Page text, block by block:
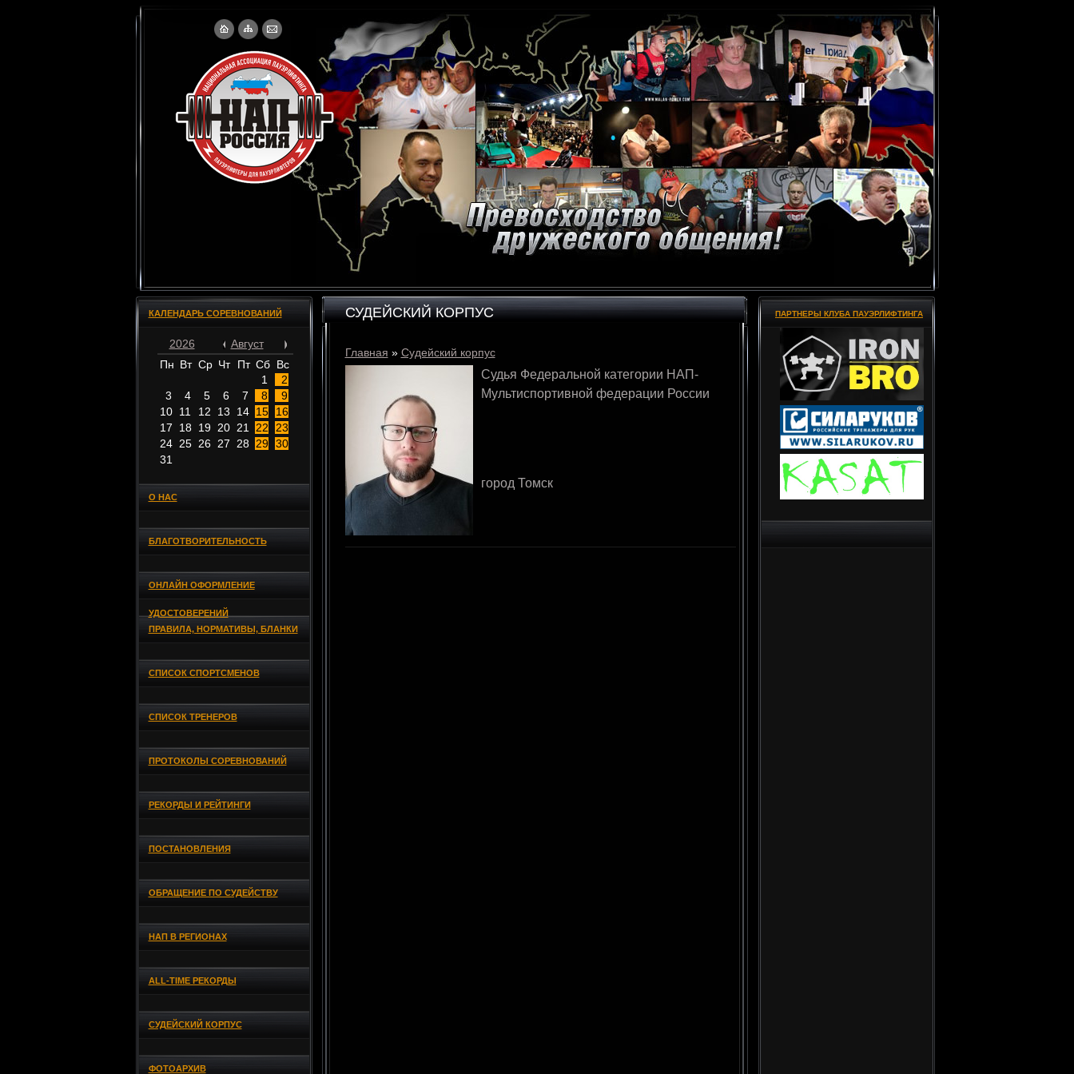
КАЛЕНДАРЬ СОРЕВНОВАНИЙ
2026
Август
Пн Вт Ср Чт Пт Сб Вс
1
2
3
4 5 6 7 8
9
10 11 12 13 14 15
16
17
18 19 20 21 22
23
24 25 26 27 28 29 30
31
О НАС
БЛАГОТВОРИТЕЛЬНОСТЬ
ОНЛАЙН ОФОРМЛЕНИЕ
УДОСТОВЕРЕНИЙ
ПРАВИЛА, НОРМАТИВЫ, БЛАНКИ
СПИСОК СПОРТСМЕНОВ
СПИСОК ТРЕНЕРОВ
ПРОТОКОЛЫ СОРЕВНОВАНИЙ
РЕКОРДЫ И РЕЙТИНГИ
ПОСТАНОВЛЕНИЯ
ОБРАЩЕНИЕ ПО СУДЕЙСТВУ
НАП В РЕГИОНАХ
ALL-TIME РЕКОРДЫ
СУДЕЙСКИЙ КОРПУС
ФОТОАРХИВ
СУДЕЙСКИЙ КОРПУС
Главная » Судейский корпус
Судья Федеральной категории НАП-
Мультиспортивной федерации России
город Томск
ПАРТНЕРЫ КЛУБА ПАУЭРЛИФТИНГА